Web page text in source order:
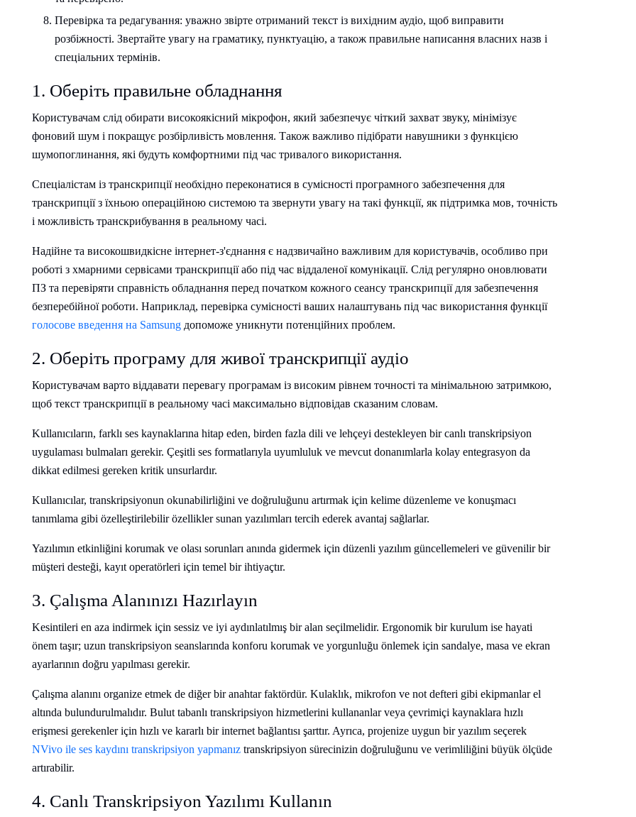
Перевірка та редагування: уважно звірте отриманий текст із вихідним аудіо, щоб виправити
розбіжності. Звертайте увагу на граматику, пунктуацію, а також правильне написання власних назв і
спеціальних термінів.
1. Оберіть правильне обладнання
Користувачам слід обирати високоякісний мікрофон, який забезпечує чіткий захват звуку, мінімізує
фоновий шум і покращує розбірливість мовлення. Також важливо підібрати навушники з функцією
шумопоглинання, які будуть комфортними під час тривалого використання.
Спеціалістам із транскрипції необхідно переконатися в сумісності програмного забезпечення для
транскрипції з їхньою операційною системою та звернути увагу на такі функції, як підтримка мов, точність
і можливість транскрибування в реальному часі.
Надійне та високошвидкісне інтернет-з'єднання є надзвичайно важливим для користувачів, особливо при
роботі з хмарними сервісами транскрипції або під час віддаленої комунікації. Слід регулярно оновлювати
ПЗ та перевіряти справність обладнання перед початком кожного сеансу транскрипції для забезпечення
безперебійної роботи. Наприклад, перевірка сумісності ваших налаштувань під час використання функції
голосове введення на Samsung допоможе уникнути потенційних проблем.
2. Оберіть програму для живої транскрипції аудіо
Користувачам варто віддавати перевагу програмам із високим рівнем точності та мінімальною затримкою,
щоб текст транскрипції в реальному часі максимально відповідав сказаним словам.
Kullanıcıların, farklı ses kaynaklarına hitap eden, birden fazla dili ve lehçeyi destekleyen bir canlı transkripsiyon
uygulaması bulmaları gerekir. Çeşitli ses formatlarıyla uyumluluk ve mevcut donanımlarla kolay entegrasyon da
dikkat edilmesi gereken kritik unsurlardır.
Kullanıcılar, transkripsiyonun okunabilirliğini ve doğruluğunu artırmak için kelime düzenleme ve konuşmacı
tanımlama gibi özelleştirilebilir özellikler sunan yazılımları tercih ederek avantaj sağlarlar.
Yazılımın etkinliğini korumak ve olası sorunları anında gidermek için düzenli yazılım güncellemeleri ve güvenilir bir
müşteri desteği, kayıt operatörleri için temel bir ihtiyaçtır.
3. Çalışma Alanınızı Hazırlayın
Kesintileri en aza indirmek için sessiz ve iyi aydınlatılmış bir alan seçilmelidir. Ergonomik bir kurulum ise hayati
önem taşır; uzun transkripsiyon seanslarında konforu korumak ve yorgunluğu önlemek için sandalye, masa ve ekran
ayarlarının doğru yapılması gerekir.
Çalışma alanını organize etmek de diğer bir anahtar faktördür. Kulaklık, mikrofon ve not defteri gibi ekipmanlar el
altında bulundurulmalıdır. Bulut tabanlı transkripsiyon hizmetlerini kullananlar veya çevrimiçi kaynaklara hızlı
erişmesi gerekenler için hızlı ve kararlı bir internet bağlantısı şarttır. Ayrıca, projenize uygun bir yazılım seçerek
NVivo ile ses kaydını transkripsiyon yapmanız transkripsiyon sürecinizin doğruluğunu ve verimliliğini büyük ölçüde
artırabilir.
4. Canlı Transkripsiyon Yazılımı Kullanın